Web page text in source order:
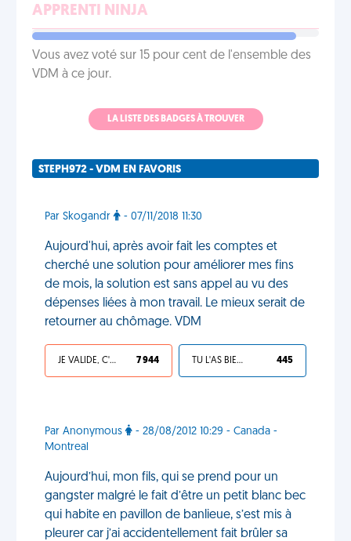
APPRENTI NINJA
Vous avez voté sur 15 pour cent de l'ensemble des
VDM à ce jour.
LA LISTE DES BADGES À TROUVER
STEPH972 - VDM EN FAVORIS
Par Skogandr - 07/11/2018 11:30
Aujourd'hui, après avoir fait les comptes et
cherché une solution pour améliorer mes fins
de mois, la solution est sans appel au vu des
dépenses liées à mon travail. Le mieux serait de
retourner au chômage. VDM
JE VALIDE, C'EST UNE VDM 7 944 TU L'AS BIEN MÉRITÉ 445
Par Anonymous
- 28/08/2012 10:29 - Canada -
Montreal
Aujourd’hui, mon fils, qui se prend pour un
gangster malgré le fait d’être un petit blanc bec
qui habite en pavillon de banlieue, s’est mis à
pleurer car j’ai accidentellement fait brûler sa